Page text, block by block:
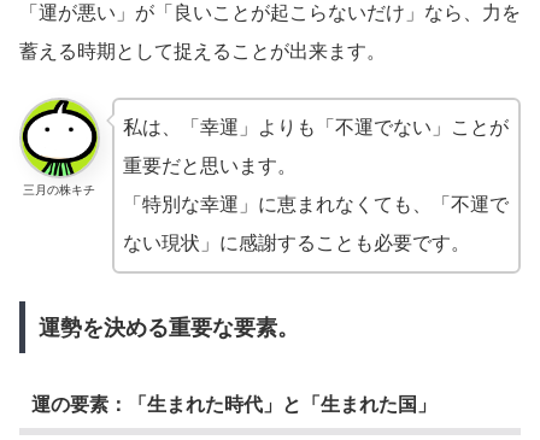
「運が悪い」が「良いことが起こらないだけ」なら、力を
蓄える時期として捉えることが出来ます。
三月の株キチ
私は、「幸運」よりも「不運でない」ことが
重要だと思います。
「特別な幸運」に恵まれなくても、「不運で
ない現状」に感謝することも必要です。
運勢を決める重要な要素。
運の要素：「生まれた時代」と「生まれた国」